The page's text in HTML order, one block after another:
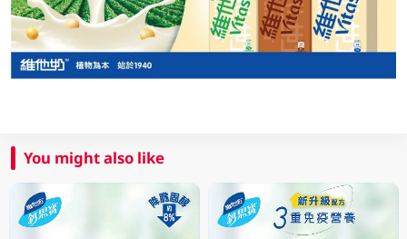
You might also like